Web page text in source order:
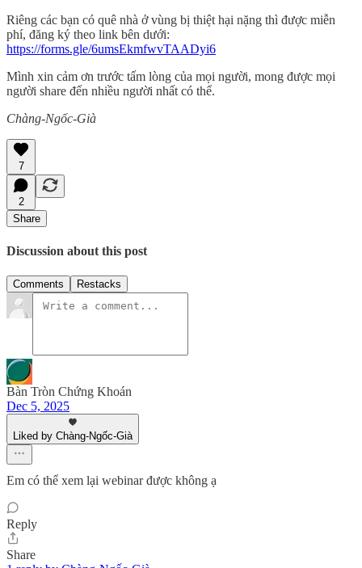
Riêng các bạn có quê nhà ở vùng bị thiệt hại nặng thì được miễn
phí, đăng ký theo link bên dưới:
https://forms.gle/6umsEkmfwvTAADyi6
Mình xin cảm ơn trước tấm lòng của mọi người, mong được mọi
người share đến nhiều người nhất có thể.
Chàng-Ngốc-Già
7
2
Share
Discussion about this post
Comments Restacks
Bàn Tròn Chứng Khoán
Dec 5, 2025
Liked by Chàng-Ngốc-Già
Em có thể xem lại webinar được không ạ
Reply
Share